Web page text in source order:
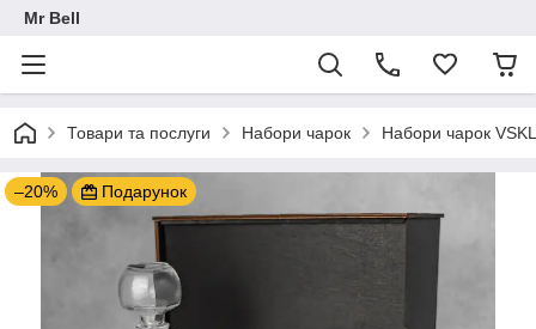
Mr Bell
Товари та послуги Набори чарок Набори чарок
–20% Подарунок